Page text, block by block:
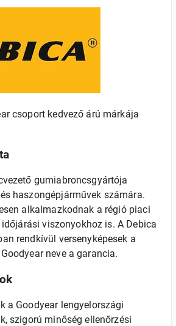
csoport kedvező árú márkája
gumiabroncsgyártója
haszongépjárművek számára.
alkalmazkodnak a régió piaci
viszonyokhoz is. A Debica
rendkívül versenyképesek a
neve a garancia.
a Goodyear lengyelországi
szigorú minőség ellenőrzési